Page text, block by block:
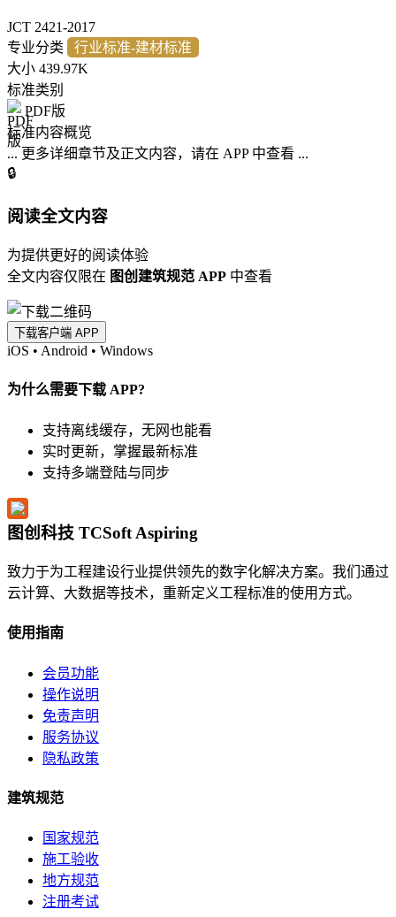
JCT 2421-2017
专业分类
行业标准-建材标准
大小 439.97K
标准类别
PDF版
标准内容概览
... 更多详细章节及正文内容，请在 APP 中查看 ...
🔒
阅读全文内容
为提供更好的阅读体验
全文内容仅限在 图创建筑规范 APP 中查看
下载客户端 APP
iOS • Android • Windows
为什么需要下载 APP?
支持离线缓存，无网也能看
实时更新，掌握最新标准
支持多端登陆与同步
图创科技 TCSoft Aspiring
致力于为工程建设行业提供领先的数字化解决方案。我们通过
云计算、大数据等技术，重新定义工程标准的使用方式。
使用指南
会员功能
操作说明
免责声明
服务协议
隐私政策
建筑规范
国家规范
施工验收
地方规范
注册考试